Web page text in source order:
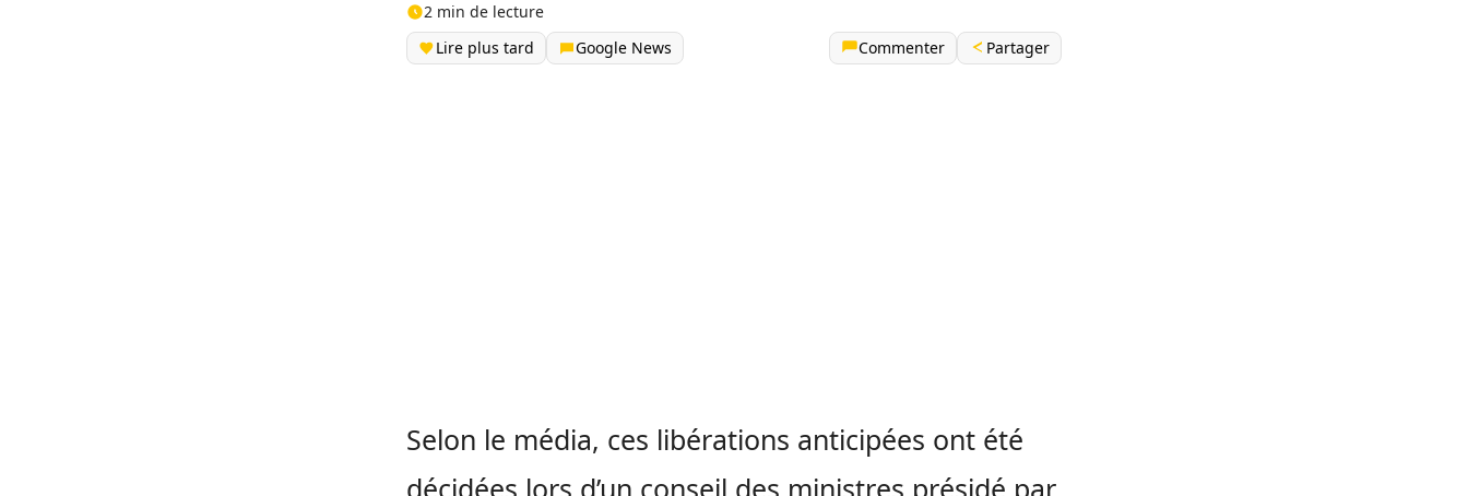
2 min de lecture
Lire plus tard
Google News Commenter Partager
Selon le média, ces libérations anticipées ont été
décidées lors d’un conseil des ministres présidé par